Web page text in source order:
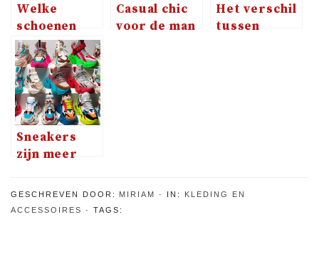
Welke
schoenen
kun je
dragen bij
welke
gelegenheid?
Casual chic
voor de man
Het verschil
tussen
Sneakers
zijn meer
schoenen
GESCHREVEN DOOR: MIRIAM IN: KLEDING EN
ACCESSOIRES
TAGS: